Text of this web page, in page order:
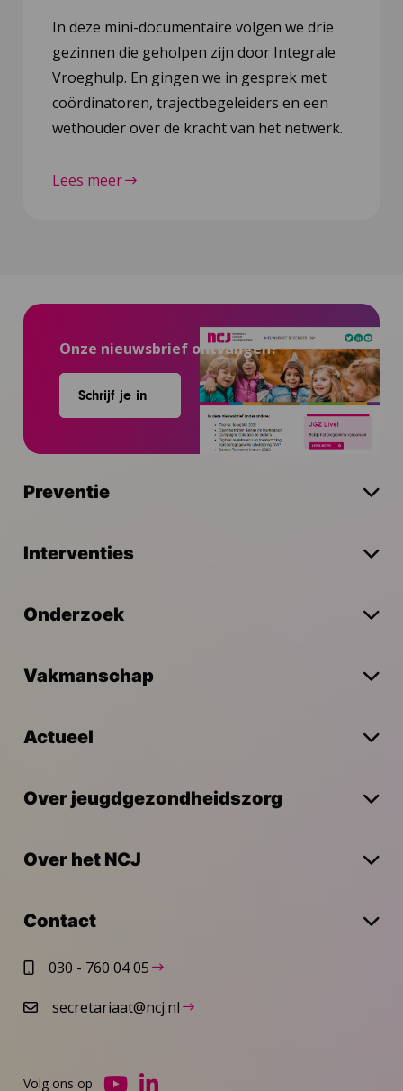
In deze mini-documentaire volgen we drie
gezinnen die geholpen zijn door Integrale
Vroeghulp. En gingen we in gesprek met
coördinatoren, trajectbegeleiders en een
wethouder over de kracht van het netwerk.
Lees meer
Onze nieuwsbrief ontvangen?
Schrijf je in
Preventie
Interventies
Onderzoek
Vakmanschap
Actueel
Over jeugdgezondheidszorg
Over het NCJ
Contact
030 - 760 04 05
secretariaat@ncj.nl
Volg ons op